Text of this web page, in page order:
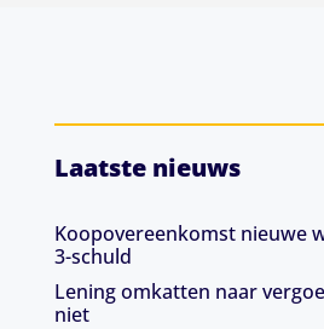
Laatste nieuws
Koopovereenkomst nieuwe
3-schuld
Lening omkatten naar
niet